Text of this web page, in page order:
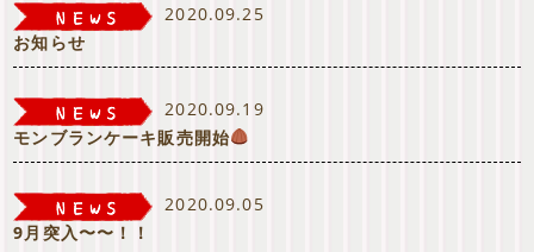
2020.09.25
お知らせ
2020.09.19
モンブランケーキ販売開始
2020.09.05
9月突入〜〜！！